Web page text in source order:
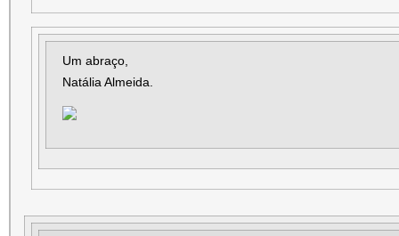
Um abraço,
Natália Almeida.